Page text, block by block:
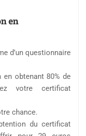
en
d’un questionnaire
en obtenant 80% de
votre certificat
chance.
du certificat